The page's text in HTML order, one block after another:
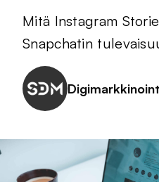
Mitä Instagram
Snapchatin